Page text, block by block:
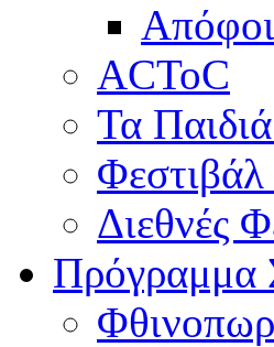
ACToC
Τα
Διεθνές
Πρόγραμμα